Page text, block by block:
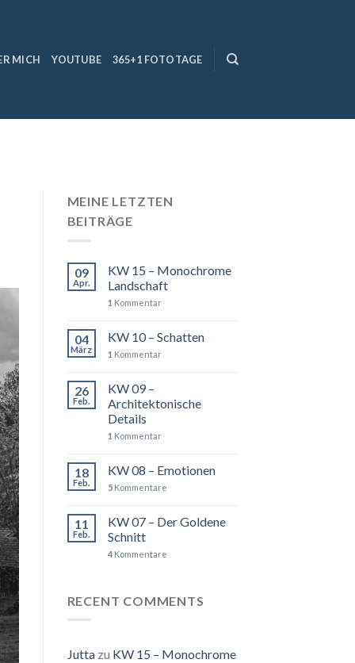
MICH YOUTUBE 365+1 FOTOTAGE
MEINE LETZTEN
BEITRÄGE
09
Apr.
KW 15 – Monochrome
Landschaft
1 Kommentar
04
März
KW 10 – Schatten
1 Kommentar
26
Feb.
KW 09 –
Architektonische
Details
1 Kommentar
18
Feb.
KW 08 – Emotionen
5Kommentare
11
Feb.
KW 07 – Der Goldene
Schnitt
4Kommentare
RECENT COMMENTS
Juttazu KW 15 – Monochrome